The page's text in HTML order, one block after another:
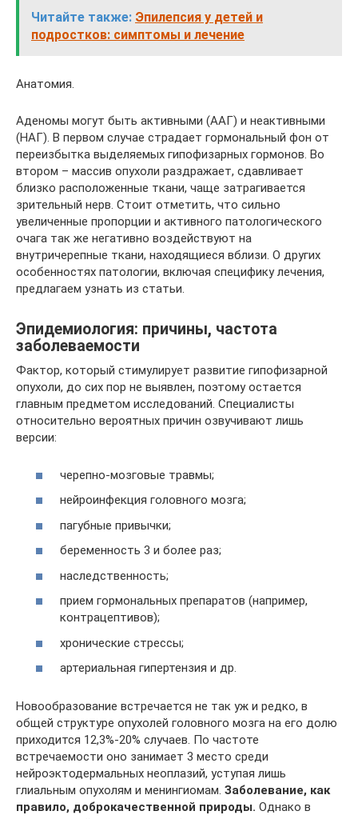
Читайте также: Эпилепсия у детей и
подростков: симптомы и лечение
Анатомия.
Аденомы могут быть активными (ААГ) и неактивными
(НАГ). В первом случае страдает гормональный фон от
переизбытка выделяемых гипофизарных гормонов. Во
втором – массив опухоли раздражает, сдавливает
близко расположенные ткани, чаще затрагивается
зрительный нерв. Стоит отметить, что сильно
увеличенные пропорции и активного патологического
очага так же негативно воздействуют на
внутричерепные ткани, находящиеся вблизи. О других
особенностях патологии, включая специфику лечения,
предлагаем узнать из статьи.
Эпидемиология: причины, частота
заболеваемости
Фактор, который стимулирует развитие гипофизарной
опухоли, до сих пор не выявлен, поэтому остается
главным предметом исследований. Специалисты
относительно вероятных причин озвучивают лишь
версии:
черепно-мозговые травмы;
нейроинфекция головного мозга;
пагубные привычки;
беременность 3 и более раз;
наследственность;
прием гормональных препаратов (например,
контрацептивов);
хронические стрессы;
артериальная гипертензия и др.
Новообразование встречается не так уж и редко, в
общей структуре опухолей головного мозга на его долю
приходится 12,3%-20% случаев. По частоте
встречаемости оно занимает 3 место среди
нейроэктодермальных неоплазий, уступая лишь
глиальным опухолям и менингиомам. Заболевание, как
правило, доброкачественной природы. Однако в